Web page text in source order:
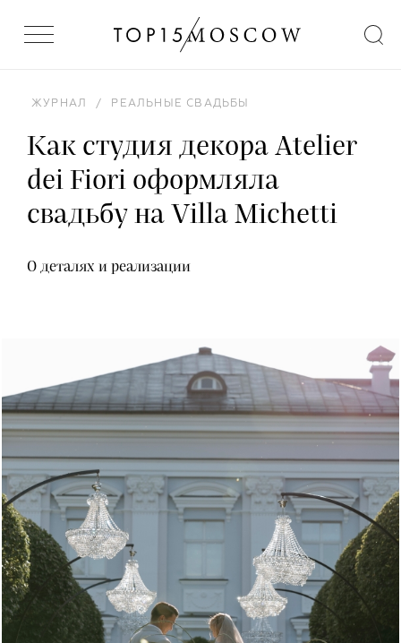
ЖУРНАЛ / РЕАЛЬНЫЕ СВАДЬБЫ
Как студия декора Atelier
dei Fiori оформляла
свадьбу на Villa Michetti
О деталях и реализации